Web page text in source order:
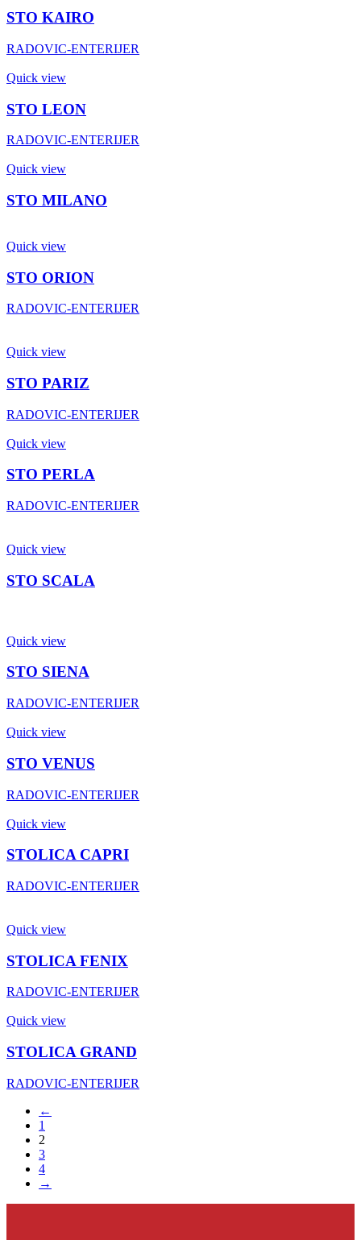
STO KAIRO
RADOVIC-ENTERIJER
Quick view
STO LEON
RADOVIC-ENTERIJER
Quick view
STO MILANO
Quick view
STO ORION
RADOVIC-ENTERIJER
Quick view
STO PARIZ
RADOVIC-ENTERIJER
Quick view
STO PERLA
RADOVIC-ENTERIJER
Quick view
STO SCALA
Quick view
STO SIENA
RADOVIC-ENTERIJER
Quick view
STO VENUS
RADOVIC-ENTERIJER
Quick view
STOLICA CAPRI
RADOVIC-ENTERIJER
Quick view
STOLICA FENIX
RADOVIC-ENTERIJER
Quick view
STOLICA GRAND
RADOVIC-ENTERIJER
←
1
2
3
4
→